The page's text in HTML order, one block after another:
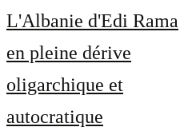
L'Albanie d'Edi Rama
en pleine dérive
oligarchique et
autocratique